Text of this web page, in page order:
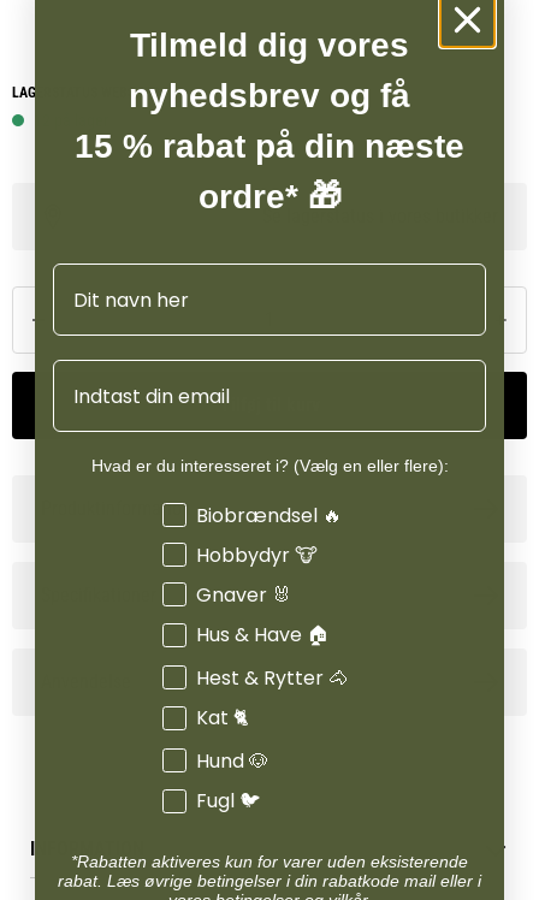
CSI urine er baseret på bioaktive enzymer, som nedbryder urin på
molekylært niveau. Den avancerede sammensætning sikrer, at
selv gamle og indtørrede pletter fjernes fuldstændigt, samtidig
med at uønskede lugte elimineres ved kilden. Dette er med til at
forhindre, at kæledyr vender tilbage og markerer de samme
naturlige enzymer uden brug af skrappe kemikalier, hvilket gør CSI
urine sikker at anvende i hjem med både katte og andre kæledyr
samt deres ejere.
LAGERSTATUS WEBSHOP
Se lagerstatus i vores butikker
Tilføj til kurv
Produktinformation
INFORMATION
Betingelser & vilkår
Tilmeld dig vores
nyhedsbrev og få
15 % rabat på din næste
ordre* 🎁
Navn
Email
Hvad er du interesseret i? (Vælg en eller flere):
Interesser
Biobrændsel 🔥
Hobbydyr 🐮
Gnaver 🐰
Hus & Have 🏠
Hest & Rytter 🐴
Kat 🐈
Hund 🐶
Fugl 🐦
*Rabatten aktiveres kun for varer uden eksisterende
rabat. Læs øvrige betingelser i din rabatkode mail eller i